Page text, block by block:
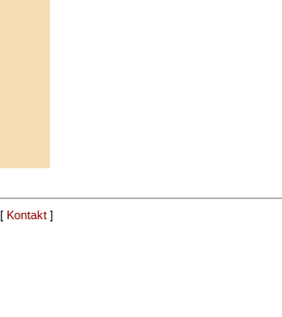
Kontakt]